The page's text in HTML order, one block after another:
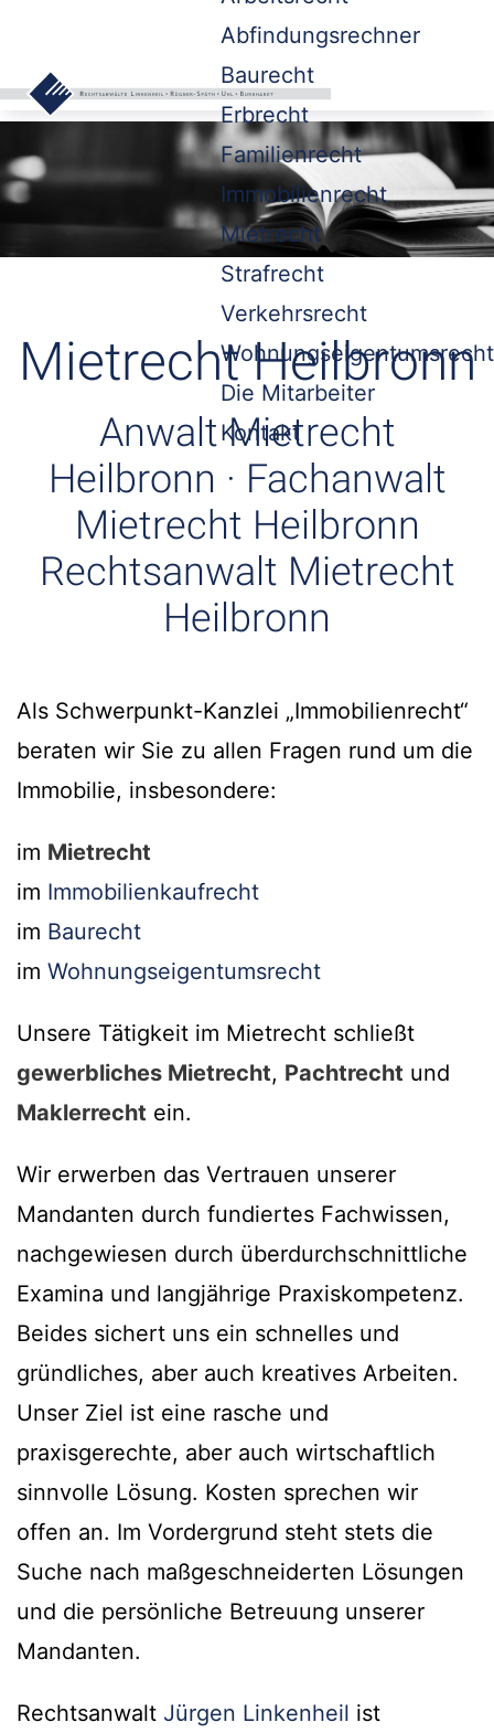
Abfindungsrechner
Baurecht
Erbrecht
Familienrecht
Immobilienrecht
Mietrecht
Strafrecht
Verkehrsrecht
Wohnungseigentumsrecht
Die Mitarbeiter
Kontakt
Mietrecht Heilbronn
Anwalt Mietrecht
Heilbronn · Fachanwalt
Mietrecht Heilbronn
Rechtsanwalt Mietrecht
Heilbronn
Als Schwerpunkt-Kanzlei „Immobilienrecht“
beraten wir Sie zu allen Fragen rund um die
Immobilie, insbesondere:
im Mietrecht
im Immobilienkaufrecht
im Baurecht
im Wohnungseigentumsrecht
Unsere Tätigkeit im Mietrecht schließt
gewerbliches Mietrecht, Pachtrecht und
Maklerrecht ein.
Wir erwerben das Vertrauen unserer
Mandanten durch fundiertes Fachwissen,
nachgewiesen durch überdurchschnittliche
Examina und langjährige Praxiskompetenz.
Beides sichert uns ein schnelles und
gründliches, aber auch kreatives Arbeiten.
Unser Ziel ist eine rasche und
praxisgerechte, aber auch wirtschaftlich
sinnvolle Lösung. Kosten sprechen wir
offen an. Im Vordergrund steht stets die
Suche nach maßgeschneiderten Lösungen
und die persönliche Betreuung unserer
Mandanten.
Rechtsanwalt Jürgen Linkenheil ist